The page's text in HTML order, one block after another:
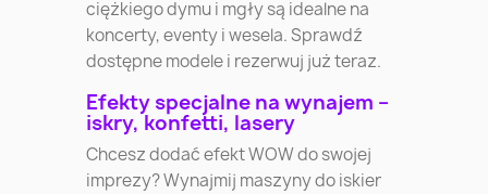
ciężkiego dymu i mgły są idealne na
koncerty, eventy i wesela. Sprawdź
dostępne modele i rezerwuj już teraz.
Efekty specjalne na wynajem –
iskry, konfetti, lasery
Chcesz dodać efekt WOW do swojej
imprezy? Wynajmij maszyny do iskier